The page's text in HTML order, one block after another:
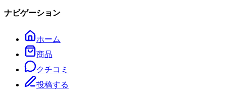
ナビゲーション
ホーム
商品
クチコミ
投稿する